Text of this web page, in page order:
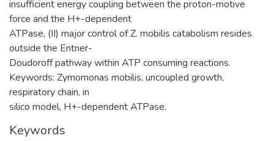
insufficient energy coupling between the proton-motive
force and the H+-dependent
ATPase, (II) major control of Z. mobilis catabolism resides
outside the Entner-
Doudoroff pathway within ATP consuming reactions.
Keywords: Zymomonas mobilis, uncoupled growth,
respiratory chain, in
silico model, H+-dependent ATPase.
Keywords